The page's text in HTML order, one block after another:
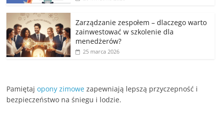
Zarządzanie zespołem – dlaczego warto
zainwestować w szkolenie dla
menedżerów?
25 marca 2026
Pamiętajopony zimowe zapewniają lepszą przyczepność i
bezpieczeństwo na śniegu i lodzie.